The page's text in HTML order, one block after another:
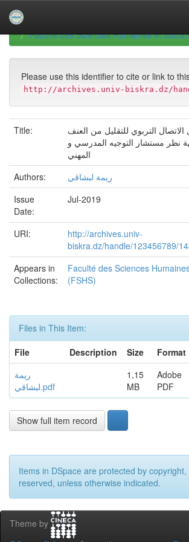
navigationUniversity of Biskra Repository
Faculté des Sciences Humaines et
Please use this identifier to cite or link to
http://archives.univ-biskra.dz/
Title:
الاتصال التربوي للتقليل من العنف
نظر مستشار التوجيه المدرسي و
المهني
Authors:
ريمة لبشاقي
Issue
Date:
Jul-2019
URI:
http://archives.univ-
biskra.dz/handle/123456789/
Appears in
Collections:
Faculté des Sciences
(FSHS)
Files in This Item:
File
Description Size
Format
ريمة
لبشاقي.pdf
1,15
MB
Adobe
PDF
Show full item record
Items in DSpace are protected by
reserved, unless otherwise indicated.
Theme by